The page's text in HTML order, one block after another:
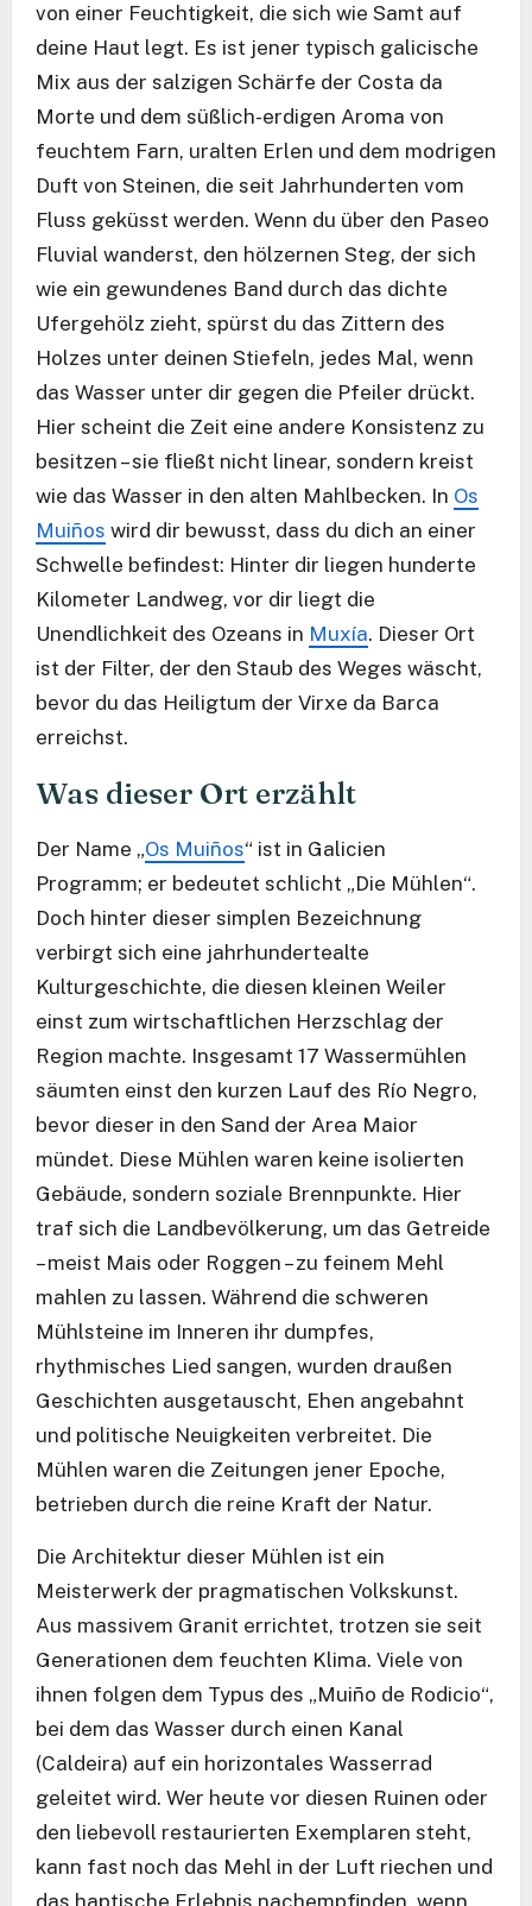
von einer Feuchtigkeit, die sich wie Samt auf
deine Haut legt. Es ist jener typisch galicische
Mix aus der salzigen Schärfe der Costa da
Morte und dem süßlich-erdigen Aroma von
feuchtem Farn, uralten Erlen und dem modrigen
Duft von Steinen, die seit Jahrhunderten vom
Fluss geküsst werden. Wenn du über den Paseo
Fluvial wanderst, den hölzernen Steg, der sich
wie ein gewundenes Band durch das dichte
Ufergehölz zieht, spürst du das Zittern des
Holzes unter deinen Stiefeln, jedes Mal, wenn
das Wasser unter dir gegen die Pfeiler drückt.
Hier scheint die Zeit eine andere Konsistenz zu
besitzen – sie fließt nicht linear, sondern kreist
wie das Wasser in den alten Mahlbecken. In Os
Muiños wird dir bewusst, dass du dich an einer
Schwelle befindest: Hinter dir liegen hunderte
Kilometer Landweg, vor dir liegt die
Unendlichkeit des Ozeans in Muxía. Dieser Ort
ist der Filter, der den Staub des Weges wäscht,
bevor du das Heiligtum der Virxe da Barca
erreichst.
Was dieser Ort erzählt
Der Name „Os Muiños“ ist in Galicien
Programm; er bedeutet schlicht „Die Mühlen“.
Doch hinter dieser simplen Bezeichnung
verbirgt sich eine jahrhundertealte
Kulturgeschichte, die diesen kleinen Weiler
einst zum wirtschaftlichen Herzschlag der
Region machte. Insgesamt 17 Wassermühlen
säumten einst den kurzen Lauf des Río Negro,
bevor dieser in den Sand der Area Maior
mündet. Diese Mühlen waren keine isolierten
Gebäude, sondern soziale Brennpunkte. Hier
traf sich die Landbevölkerung, um das Getreide
– meist Mais oder Roggen – zu feinem Mehl
mahlen zu lassen. Während die schweren
Mühlsteine im Inneren ihr dumpfes,
rhythmisches Lied sangen, wurden draußen
Geschichten ausgetauscht, Ehen angebahnt
und politische Neuigkeiten verbreitet. Die
Mühlen waren die Zeitungen jener Epoche,
betrieben durch die reine Kraft der Natur.
Die Architektur dieser Mühlen ist ein
Meisterwerk der pragmatischen Volkskunst.
Aus massivem Granit errichtet, trotzen sie seit
Generationen dem feuchten Klima. Viele von
ihnen folgen dem Typus des „Muiño de Rodicio“,
bei dem das Wasser durch einen Kanal
(Caldeira) auf ein horizontales Wasserrad
geleitet wird. Wer heute vor diesen Ruinen oder
den liebevoll restaurierten Exemplaren steht,
kann fast noch das Mehl in der Luft riechen und